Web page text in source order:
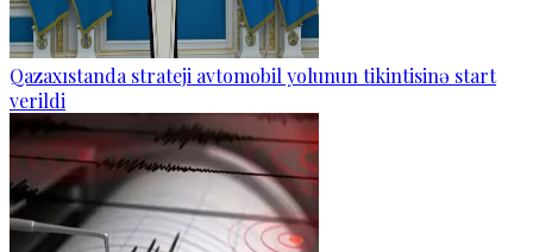
Qazaxıstanda strateji avtomobil yolunun tikintisinə start
verildi